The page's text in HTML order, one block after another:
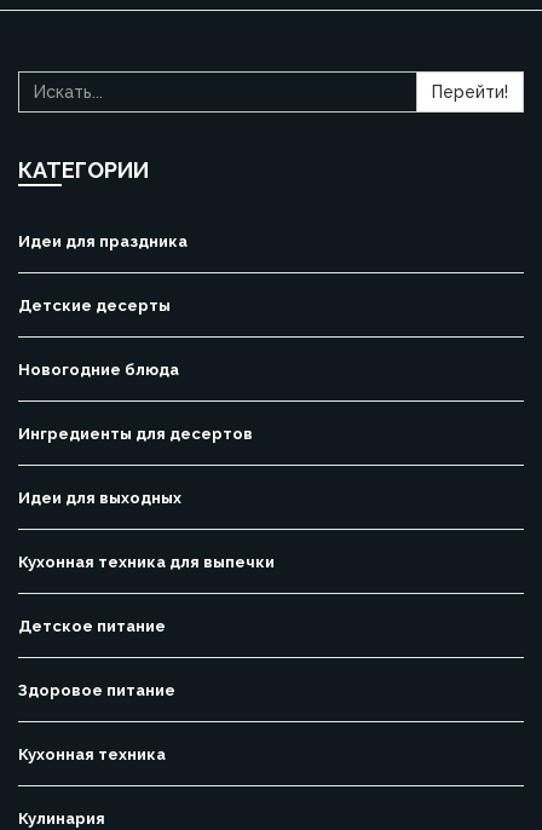
Перейти!
КАТЕГОРИИ
Идеи для праздника
Детские десерты
Новогодние блюда
Ингредиенты для десертов
Идеи для выходных
Кухонная техника для выпечки
Детское питание
Здоровое питание
Кухонная техника
Кулинария